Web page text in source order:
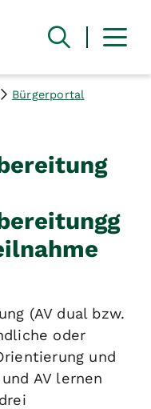
Bürgerportal
(AV dual bzw.
oder
und
AV lernen